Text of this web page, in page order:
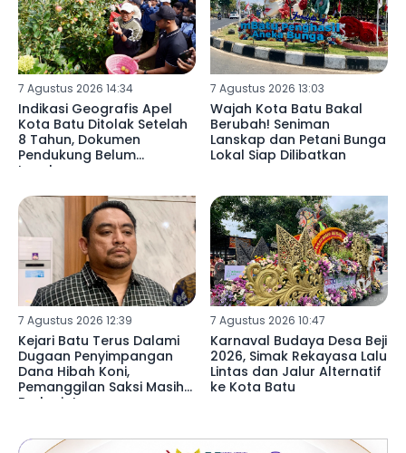
7 Agustus 2026 14:34
Indikasi Geografis Apel
Kota Batu Ditolak Setelah
8 Tahun, Dokumen
Pendukung Belum
Lengkap
7 Agustus 2026 13:03
Wajah Kota Batu Bakal
Berubah! Seniman
Lanskap dan Petani Bunga
Lokal Siap Dilibatkan
7 Agustus 2026 12:39
Kejari Batu Terus Dalami
Dugaan Penyimpangan
Dana Hibah Koni,
Pemanggilan Saksi Masih
Berlanjut
7 Agustus 2026 10:47
Karnaval Budaya Desa Beji
2026, Simak Rekayasa Lalu
Lintas dan Jalur Alternatif
ke Kota Batu